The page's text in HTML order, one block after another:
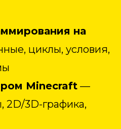
на
циклы, условия,
Minecraft —
2D/3D-графика,